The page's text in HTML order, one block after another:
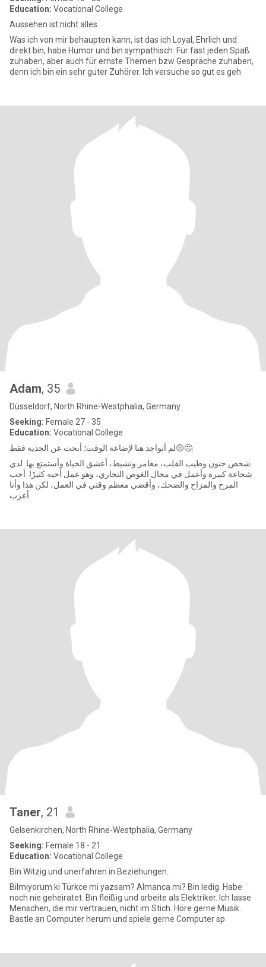
Education: Vocational College
Aussehen ist nicht alles.
Was ich von mir behaupten kann, ist das ich Loyal, Ehrlich und
direkt bin, habe Humor und bin sympathisch. Für fast jeden Spaß
zuhaben, aber auch für ernste Themen bzw Gespräche zuhaben,
denn ich bin ein sehr guter Zuhörer. Ich versuche so gut es geh
Adam, 35
Düsseldorf, North Rhine-Westphalia, Germany
Seeking: Female 27 - 35
Education: Vocational College
لم أتواجد هنا لإضاعة الوقت؛ أبحث عن الجدية فقط🤨🤔
شخص حنون وطيب القلب، مغامر ونشيط، أعشق الحياة وأستمتع بها. لدي
شجاعة كبيرة وأعمل في مجال الغوص التجاري، وهو عمل أحبه كثيرًا. أحب
المرح والمزاح والضحك، وأقضي معظم وقتي في العمل، لكن هذا وأنا
Taner, 21
Gelsenkirchen, North Rhine-Westphalia, Germany
Seeking: Female 18 - 21
Education: Vocational College
Bin Witzig und unerfahren in Beziehungen.
Bilmiyorum ki Türkce mi yazsam? Almanca mi? Bin ledig. Habe
noch nie geheiratet. Bin fleißig und arbeite als Elektriker. Ich lasse
Menschen, die mir vertrauen, nicht im Stich. Höre gerne Musik.
Bastle an Computer herum und spiele gerne Computer sp